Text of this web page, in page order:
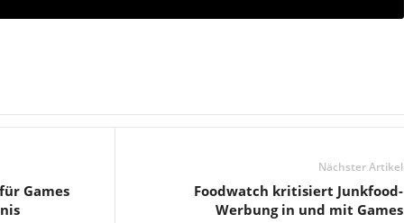
Games
Nächster Artikel
Foodwatch kritisiert Junkfood-
Werbung in und mit Games